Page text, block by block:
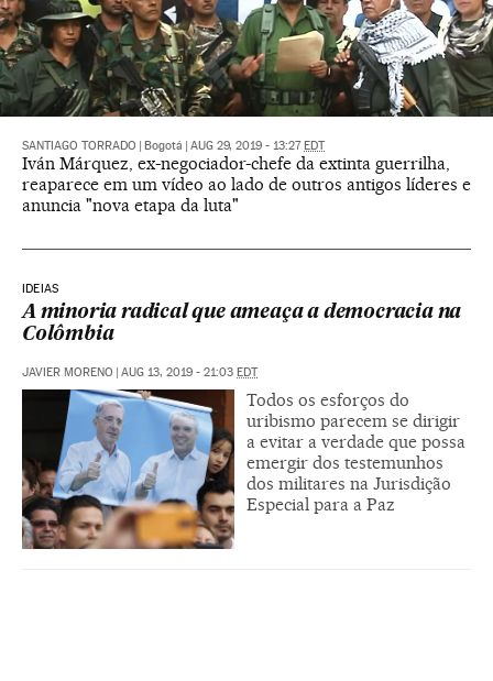
SANTIAGO TORRADO Bogotá AUG 29, 2019 - 13:27 EDT
Iván Márquez, ex-negociador-chefe da extinta guerrilha,
reaparece em um vídeo ao lado de outros antigos líderes e
anuncia "nova etapa da luta"
IDEIAS
A minoria radical que ameaça a democracia na
Colômbia
JAVIER MORENO AUG 13, 2019 - 21:03 EDT
Todos os esforços do
uribismo parecem se dirigir
a evitar a verdade que possa
emergir dos testemunhos
dos militares na Jurisdição
Especial para a Paz